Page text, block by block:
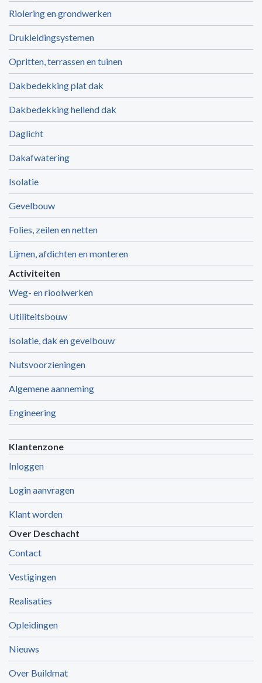
Riolering en grondwerken
Drukleidingsystemen
Opritten, terrassen en tuinen
Dakbedekking plat dak
Dakbedekking hellend dak
Daglicht
Dakafwatering
Isolatie
Gevelbouw
Folies, zeilen en netten
Lijmen, afdichten en monteren
Activiteiten
Weg- en rioolwerken
Utiliteitsbouw
Isolatie, dak en gevelbouw
Nutsvoorzieningen
Algemene aanneming
Engineering
Klantenzone
Inloggen
Login aanvragen
Klant worden
Over Deschacht
Contact
Vestigingen
Realisaties
Opleidingen
Nieuws
Over Buildmat